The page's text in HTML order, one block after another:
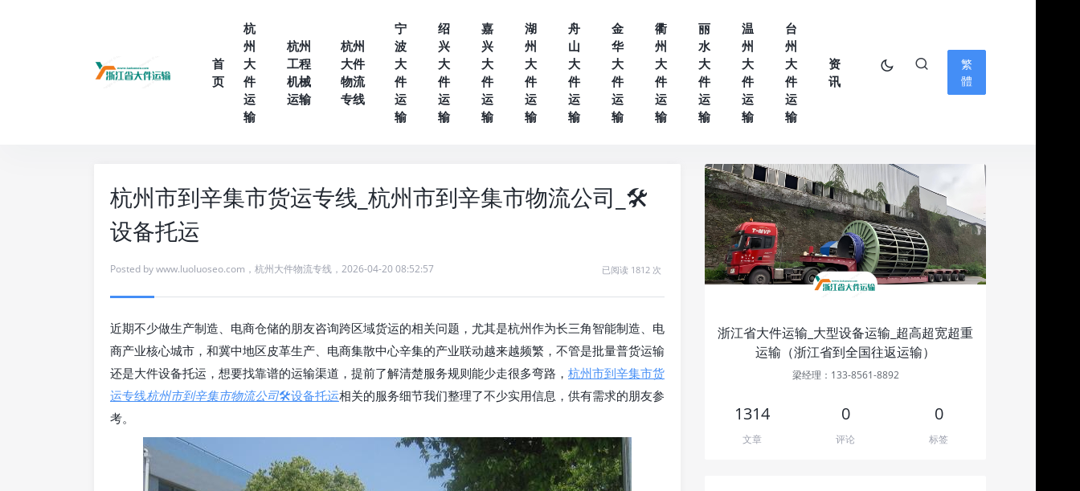
首
页
杭
州
大
件
运
输
杭州
工程
机械
运输
杭州
大件
物流
专线
宁
波
大
件
运
输
绍
兴
大
件
运
输
嘉
兴
大
件
运
输
湖
州
大
件
运
输
舟
山
大
件
运
输
金
华
大
件
运
输
衢
州
大
件
运
输
丽
水
大
件
运
输
温
州
大
件
运
输
台
州
大
件
运
输
资
讯
繁
體
杭州市到辛集市货运专线_杭州市到辛集市物流公司_🛠️
设备托运
Posted bywww.luoluoseo.com ， 杭州大件物流专线 ， 2026-04-20 08:52:57 已阅读 1812 次
近期不少做生产制造、电商仓储的朋友咨询跨区域货运的相关问题，尤其是杭州作为长三角智能制造、电
商产业核心城市，和冀中地区皮革生产、电商集散中心辛集的产业联动越来越频繁，不管是批量普货运输
还是大件设备托运，想要找靠谱的运输渠道，提前了解清楚服务规则能少走很多弯路， 杭州市到辛集市货
运专线杭州市到辛集市物流公司🛠️设备托运相关的服务细节我们整理了不少实用信息，供有需求的朋友参
考。
浙江省大件运输_大型设备运输_超高超宽超重
运输（浙江省到全国往返运输）
梁经理：133-8561-8892
1314
文章
0
评论
0
标签